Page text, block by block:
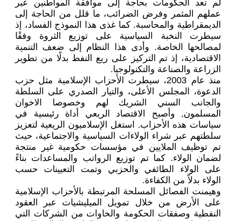
لم تعد الحكومات بحاجة إلى موافقة المواطنين عبر
عملهم المثمر وفرض الضرائب، ما قلل من الحاجة إلى
الديمقراطية والمحاسبة. كما غذى هذا النموذج الفساد، إذ
سيطرت النخبة السياسية على توزيع الثروة وفقًا
لمصالحها الخاصة. وأدى هذا النظام إلى ضعف التنمية
الاقتصادية، إذ تم التركيز على ريع النفط بدلًا من تطوير
الزراعة والصناعة والتكنولوجيا.
منذ عام 2003، سيطرت الأحزاب الإسلامية مثل حزب
الدعوة، المجلس الأعلى، والتيار الصدري على السلطة
والجانب السني الشريك لهم وخصوصا الاخوان
المسلمون, وأصبح الاقتصاد الريعي أداة رئيسية في
سياسات هذه الأحزاب. استغل الإسلاميون الريعية لتعزيز
سلطتهم عبر شراء الولاءات السياسية والاجتماعية، حيث
تم توظيف الملايين في مؤسسات حكومية غير منتجة
لضمان الولاء. كما تم توزيع الرواتب والمساعدات بناءً
على الولاء الطائفي والحزبي وتمت التعيينات حسب
الولاء بدلاً من الكفاءة.
وهيمنت الفصائل المسلحة المرتبطة بالأحزاب الإسلامية
على الأرض من خلال تمويل الميليشيات عبر العقود
النفطية وصفقات الحكومة والخاوات من الشركات التي